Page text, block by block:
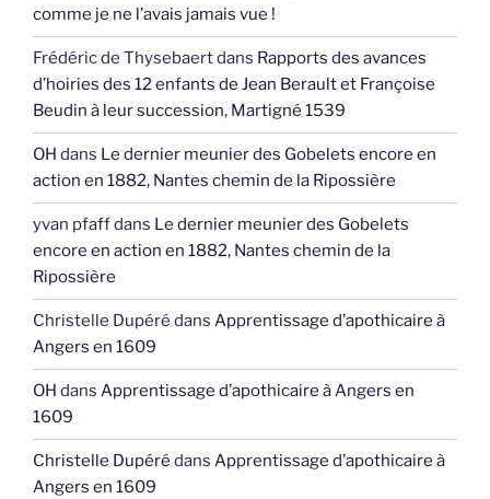
comme je ne l’avais jamais vue !
Frédéric de Thysebaertdans Rapports des avances
d’hoiries des 12 enfants de Jean Berault et Françoise
Beudin à leur succession, Martigné 1539
OH dans Le dernier meunier des Gobelets encore en
action en 1882, Nantes chemin de la Ripossière
yvan pfaffdans Le dernier meunier des Gobelets
encore en action en 1882, Nantes chemin de la
Ripossière
Christelle Dupéré dans Apprentissage d’apothicaire à
Angers en 1609
OH dans Apprentissage d’apothicaire à Angers en
1609
Christelle Dupéré dans Apprentissage d’apothicaire à
Angers en 1609